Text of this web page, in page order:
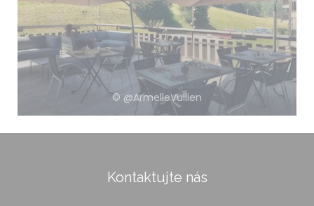
© @ArmelleVullien
Kontaktujte nás